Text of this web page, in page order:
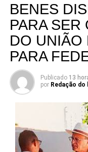
BENES
PARA SER
DO UNIÃO
PARA
Publicado 13
por Redação do